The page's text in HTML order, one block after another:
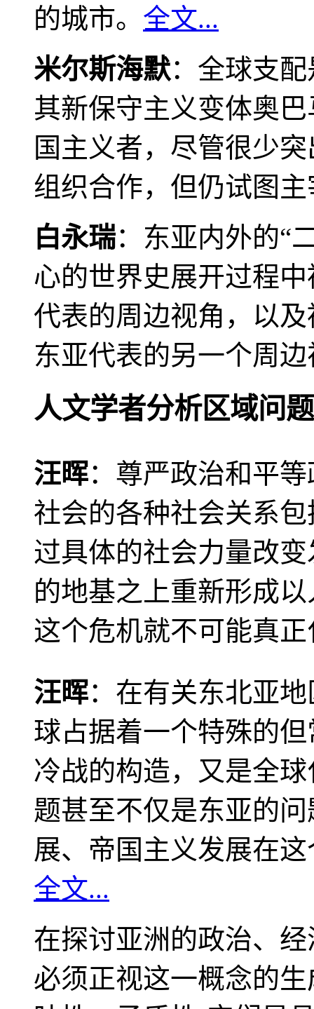
的城市。 全文...
米尔斯海默：全球支
其新保守主义变体奥
国主义者，尽管很少
组织合作，但仍试图
白永瑞：东亚内外的“
心的世界史展开过程
代表的周边视角，以
东亚代表的另一个周
人文学者分析区域问题
汪晖：尊严政治和平
社会的各种社会关系
过具体的社会力量改
的地基之上重新形成
这个危机就不可能真
汪晖：在有关东北亚
球占据着一个特殊的
冷战的构造，又是全
题甚至不仅是东亚的
展、帝国主义发展在
全文...
在探讨亚洲的政治、
必须正视这一概念的